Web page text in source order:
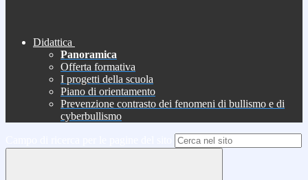
Didattica
Panoramica
Offerta formativa
I progetti della scuola
Piano di orientamento
Prevenzione contrasto dei fenomeni di bullismo e di
cyberbullismo